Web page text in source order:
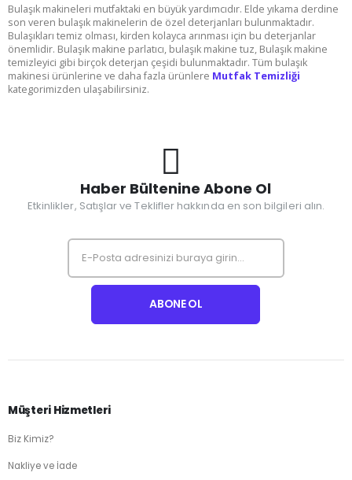
Bulaşık makineleri mutfaktaki en büyük yardımcıdır. Elde yıkama derdine
son veren bulaşık makinelerin de özel deterjanları bulunmaktadır.
Bulaşıkları temiz olması, kirden kolayca arınması için bu deterjanlar
önemlidir. Bulaşık makine parlatıcı, bulaşık makine tuz, Bulaşık makine
temizleyici gibi birçok deterjan çeşidi bulunmaktadır. Tüm bulaşık
makinesi ürünlerine ve daha fazla ürünlere Mutfak Temizliği
kategorimizden ulaşabilirsiniz.
Haber Bültenine Abone Ol
Etkinlikler, Satışlar ve Teklifler hakkında en son bilgileri alın.
Müşteri Hizmetleri
Biz Kimiz?
Nakliye ve İade